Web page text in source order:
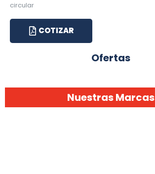
circular
COTIZAR
Ofertas
Nuestras Marcas